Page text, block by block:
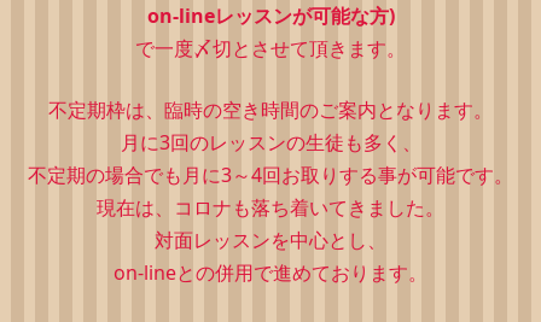
on-lineレッスンが可能な方)
で一度〆切とさせて頂きます。
不定期枠は、 臨時の空き時間のご案内となります。
月に3回のレッスンの生徒も多く、
不定期の場合でも月に3～4回お取りする事が可能です。
現在は、コロナも落ち着いてきました。
対面レッスンを中心とし、
on-lineとの併用で進めております。